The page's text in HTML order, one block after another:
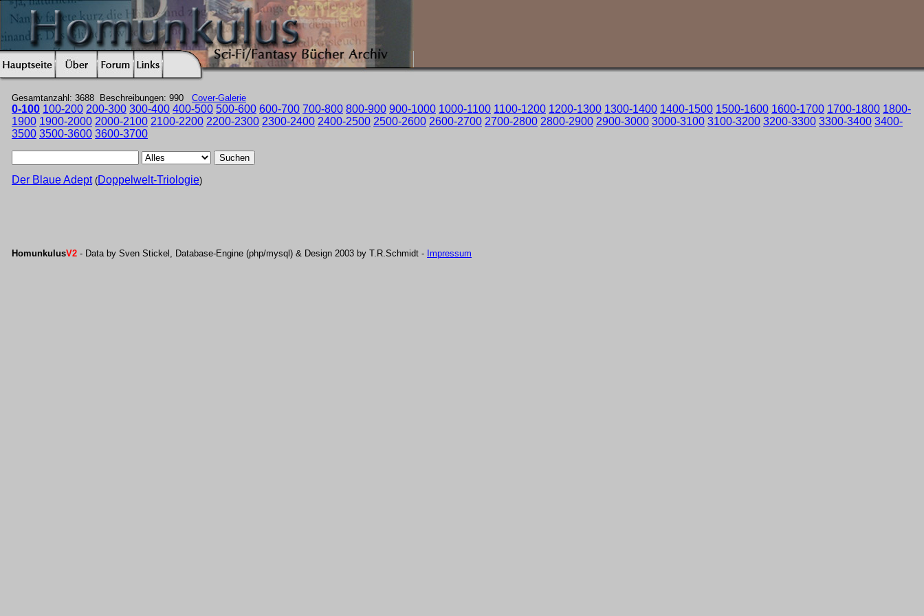
Gesamtanzahl: 3688 Beschreibungen: 990 Cover-Galerie
0-100 100-200 200-300 300-400 400-500 500-600 600-700 700-800 800-900 900-1000 1000-1100 1100-1200 1200-1300 1300-1400 1400-1500 1500-1600 1600-1700 1700-1800 1800-
1900 1900-2000 2000-2100 2100-2200 2200-2300 2300-2400 2400-2500 2500-2600 2600-2700 2700-2800 2800-2900 2900-3000 3000-3100 3100-3200 3200-3300 3300-3400 3400-
3500 3500-3600 3600-3700
Suchen
Der Blaue Adept(Doppelwelt-Triologie)
HomunkulusV2 - Data by Sven Stickel, Database-Engine (php/mysql) & Design 2003 by T.R.Schmidt - Impressum